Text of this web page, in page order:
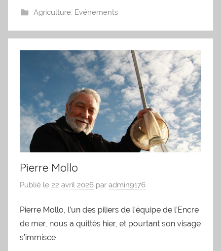
Agriculture, Evénements
Pierre Mollo
Publié le 22 avril 2026 par admin9176
Pierre Mollo, l’un des piliers de l’équipe de l’Encre
de mer, nous a quittés hier, et pourtant son visage
s’immisce